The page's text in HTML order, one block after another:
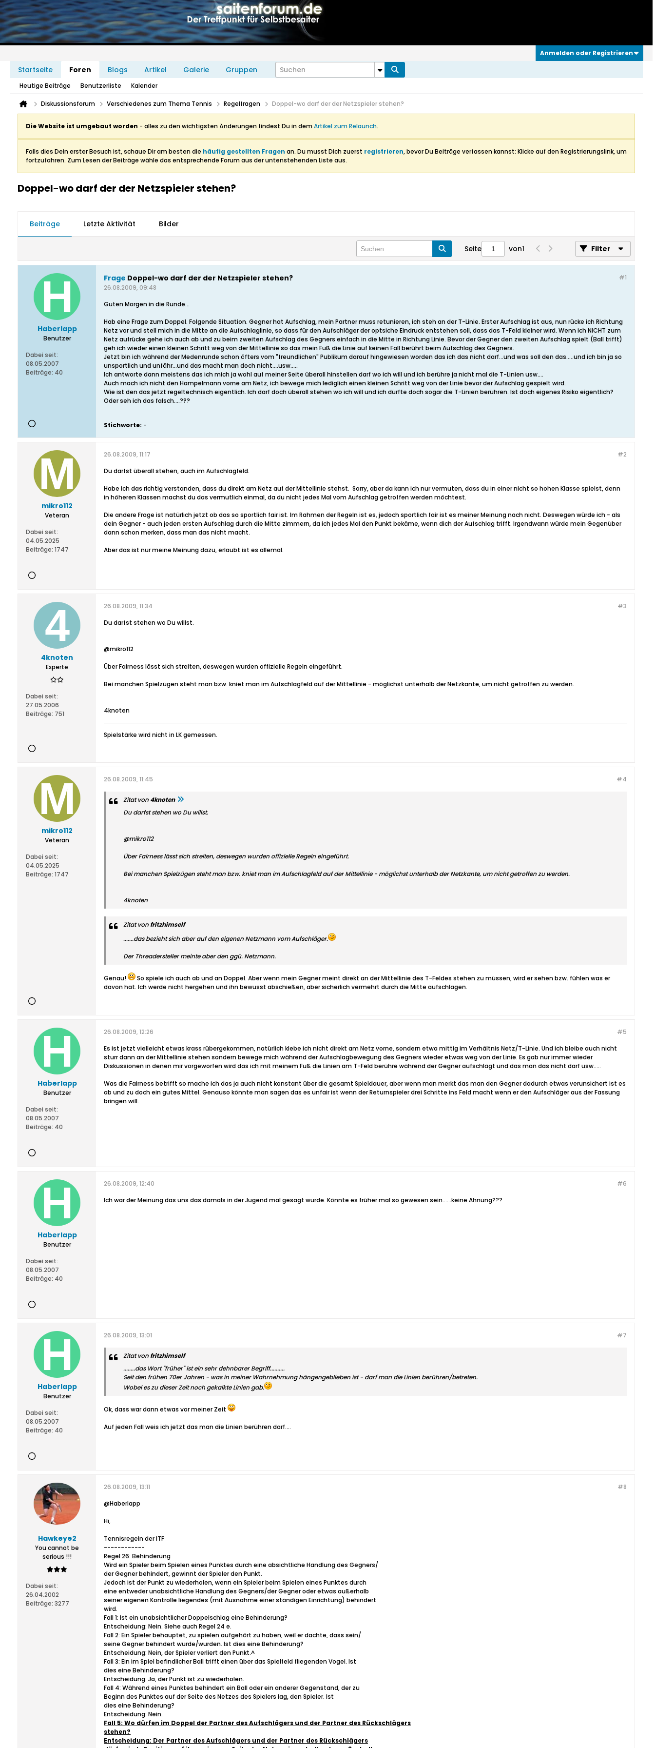
Anmelden oder Registrieren
Startseite Foren Blogs Artikel Galerie Gruppen
Heutige Beiträge Benutzerliste Kalender
Diskussionsforum Verschiedenes zum Thema Tennis Regelfragen Doppel-wo darf der der Netzspieler stehen?
Die Website ist umgebaut worden - alles zu den wichtigsten Änderungen findest Du in demArtikel zum Relaunch.
Falls dies Dein erster Besuch ist, schaue Dir am besten die häufig gestellten Fragen an. Du musst Dich zuerst registrieren, bevor Du Beiträge verfassen kannst: Klicke auf den Registrierungslink, um
fortzufahren. Zum Lesen der Beiträge wähle das entsprechende Forum aus der untenstehenden Liste aus.
Doppel-wo darf der der Netzspieler stehen?
Beiträge Letzte Aktivität Bilder
Seite von1 Filter
Haberlapp
Benutzer
Dabei seit:
08.05.2007
Beiträge: 40
#1
Frage Doppel-wo darf der der Netzspieler stehen?
26.08.2009, 09:48
Guten Morgen in die Runde...
Hab eine Frage zum Doppel. Folgende Situation. Gegner hat Aufschlag, mein Partner muss retunieren, ich steh an der T-Linie. Erster Aufschlag ist aus, nun rücke ich Richtung
Netz vor und stell mich in die Mitte an die Aufschlaglinie, so dass für den Aufschläger der optsiche Eindruck entstehen soll, dass das T-Feld kleiner wird. Wenn ich NICHT zum
Netz aufrücke gehe ich auch ab und zu beim zweiten Aufschlag des Gegners einfach in die Mitte in Richtung Linie. Bevor der Gegner den zweiten Aufschlag spielt (Ball trifft)
geh ich wieder einen kleinen Schritt weg von der Mittellinie so das mein Fuß die Linie auf keinen Fall berührt beim Aufschlag des Gegners.
Jetzt bin ich während der Medenrunde schon öfters vom "freundlichen" Publikum darauf hingewiesen worden das ich das nicht darf...und was soll den das.....und ich bin ja so
unsportlich und unfähr...und das macht man doch nicht....usw.....
Ich antworte dann meistens das ich mich ja wohl auf meiner Seite überall hinstellen darf wo ich will und ich berühre ja nicht mal die T-Linien usw....
Auch mach ich nicht den Hampelmann vorne am Netz, ich bewege mich lediglich einen kleinen Schritt weg von der Linie bevor der Aufschlag gespielt wird.
Wie ist den das jetzt regeltechnisch eigentlich. Ich darf doch überall stehen wo ich will und ich dürfte doch sogar die T-Linien berühren. Ist doch eigenes Risiko eigentlich?
Oder seh ich das falsch....???
Stichworte: -
mikro112
Veteran
Dabei seit:
04.05.2025
Beiträge: 1747
#2
26.08.2009, 11:17
Du darfst überall stehen, auch im Aufschlagfeld.
Habe ich das richtig verstanden, dass du direkt am Netz auf der Mittellinie stehst. Sorry, aber da kann ich nur vermuten, dass du in einer nicht so hohen Klasse spielst, denn
in höheren Klassen machst du das vermutlich einmal, da du nicht jedes Mal vom Aufschlag getroffen werden möchtest.
Die andere Frage ist natürlich jetzt ob das so sportlich fair ist. Im Rahmen der Regeln ist es, jedoch sportlich fair ist es meiner Meinung nach nicht. Deswegen würde ich - als
dein Gegner - auch jeden ersten Aufschlag durch die Mitte zimmern, da ich jedes Mal den Punkt bekäme, wenn dich der Aufschlag trifft. Irgendwann würde mein Gegenüber
dann schon merken, dass man das nicht macht.
Aber das ist nur meine Meinung dazu, erlaubt ist es allemal.
4knoten
Experte
Dabei seit:
27.05.2006
Beiträge: 751
#3
26.08.2009, 11:34
Du darfst stehen wo Du willst.
@mikro112
Über Fairness lässt sich streiten, deswegen wurden offizielle Regeln eingeführt.
Bei manchen Spielzügen steht man bzw. kniet man im Aufschlagfeld auf der Mittellinie - möglichst unterhalb der Netzkante, um nicht getroffen zu werden.
4knoten
Spielstärke wird nicht in LK gemessen.
mikro112
Veteran
Dabei seit:
04.05.2025
Beiträge: 1747
#4
26.08.2009, 11:45
Zitat von 4knoten
Du darfst stehen wo Du willst.
@mikro112
Über Fairness lässt sich streiten, deswegen wurden offizielle Regeln eingeführt.
Bei manchen Spielzügen steht man bzw. kniet man im Aufschlagfeld auf der Mittellinie - möglichst unterhalb der Netzkante, um nicht getroffen zu werden.
4knoten
Zitat von fritzhimself
.......das bezieht sich aber auf den eigenen Netzmann vom Aufschläger.
Der Threadersteller meinte aber den ggü. Netzmann.
Genau!
So spiele ich auch ab und an Doppel. Aber wenn mein Gegner meint direkt an der Mittellinie des T-Feldes stehen zu müssen, wird er sehen bzw. fühlen was er
davon hat. Ich werde nicht hergehen und ihn bewusst abschießen, aber sicherlich vermehrt durch die Mitte aufschlagen.
Haberlapp
Benutzer
Dabei seit:
08.05.2007
Beiträge: 40
#5
26.08.2009, 12:26
Es ist jetzt vielleicht etwas krass rübergekommen, natürlich klebe ich nicht direkt am Netz vorne, sondern etwa mittig im Verhältnis Netz/T-Linie. Und ich bleibe auch nicht
sturr dann an der Mittellinie stehen sondern bewege mich während der Aufschlagbewegung des Gegners wieder etwas weg von der Linie. Es gab nur immer wieder
Diskussionen in denen mir vorgeworfen wird das ich mit meinem Fuß die Linien am T-Feld berühre während der Gegner aufschlägt und das man das nicht darf usw.....
Was die Fairness betrifft so mache ich das ja auch nicht konstant über die gesamt Spieldauer, aber wenn man merkt das man den Gegner dadurch etwas verunsichert ist es
ab und zu doch ein gutes Mittel. Genauso könnte man sagen das es unfair ist wenn der Returnspieler drei Schritte ins Feld macht wenn er den Aufschläger aus der Fassung
bringen will.
Haberlapp
Benutzer
Dabei seit:
08.05.2007
Beiträge: 40
#6
26.08.2009, 12:40
Ich war der Meinung das uns das damals in der Jugend mal gesagt wurde. Könnte es früher mal so gewesen sein......keine Ahnung???
Haberlapp
Benutzer
Dabei seit:
08.05.2007
Beiträge: 40
#7
26.08.2009, 13:01
Zitat von fritzhimself
........das Wort "früher" ist ein sehr dehnbarer Begriff..........
Seit den frühen 70er Jahren - was in meiner Wahrnehmung hängengeblieben ist - darf man die Linien berühren/betreten.
Wobei es zu dieser Zeit noch gekalkte Linien gab.
Ok, dass war dann etwas vor meiner Zeit
Auf jeden Fall weis ich jetzt das man die Linien berühren darf....
Hawkeye2
You cannot be
serious !!!
Dabei seit:
26.04.2002
Beiträge: 3277
#8
26.08.2009, 13:11
@Haberlapp
Hi,
Tennisregeln der ITF
------------
Regel 26: Behinderung
Wird ein Spieler beim Spielen eines Punktes durch eine absichtliche Handlung des Gegners/
der Gegner behindert, gewinnt der Spieler den Punkt.
Jedoch ist der Punkt zu wiederholen, wenn ein Spieler beim Spielen eines Punktes durch
eine entweder unabsichtliche Handlung des Gegners/der Gegner oder etwas außerhalb
seiner eigenen Kontrolle liegendes (mit Ausnahme einer ständigen Einrichtung) behindert
wird.
Fall 1: Ist ein unabsichtlicher Doppelschlag eine Behinderung?
Entscheidung: Nein. Siehe auch Regel 24 e.
Fall 2: Ein Spieler behauptet, zu spielen aufgehört zu haben, weil er dachte, dass sein/
seine Gegner behindert wurde/wurden. Ist dies eine Behinderung?
Entscheidung: Nein, der Spieler verliert den Punkt.^
Fall 3: Ein im Spiel befindlicher Ball trifft einen über das Spielfeld fliegenden Vogel. Ist
dies eine Behinderung?
Entscheidung: Ja, der Punkt ist zu wiederholen.
Fall 4: Während eines Punktes behindert ein Ball oder ein anderer Gegenstand, der zu
Beginn des Punktes auf der Seite des Netzes des Spielers lag, den Spieler. Ist
dies eine Behinderung?
Entscheidung: Nein.
Fall 5: Wo dürfen im Doppel der Partner des Aufschlägers und der Partner des Rückschlägers
stehen?
Entscheidung: Der Partner des Aufschlägers und der Partner des Rückschlägers